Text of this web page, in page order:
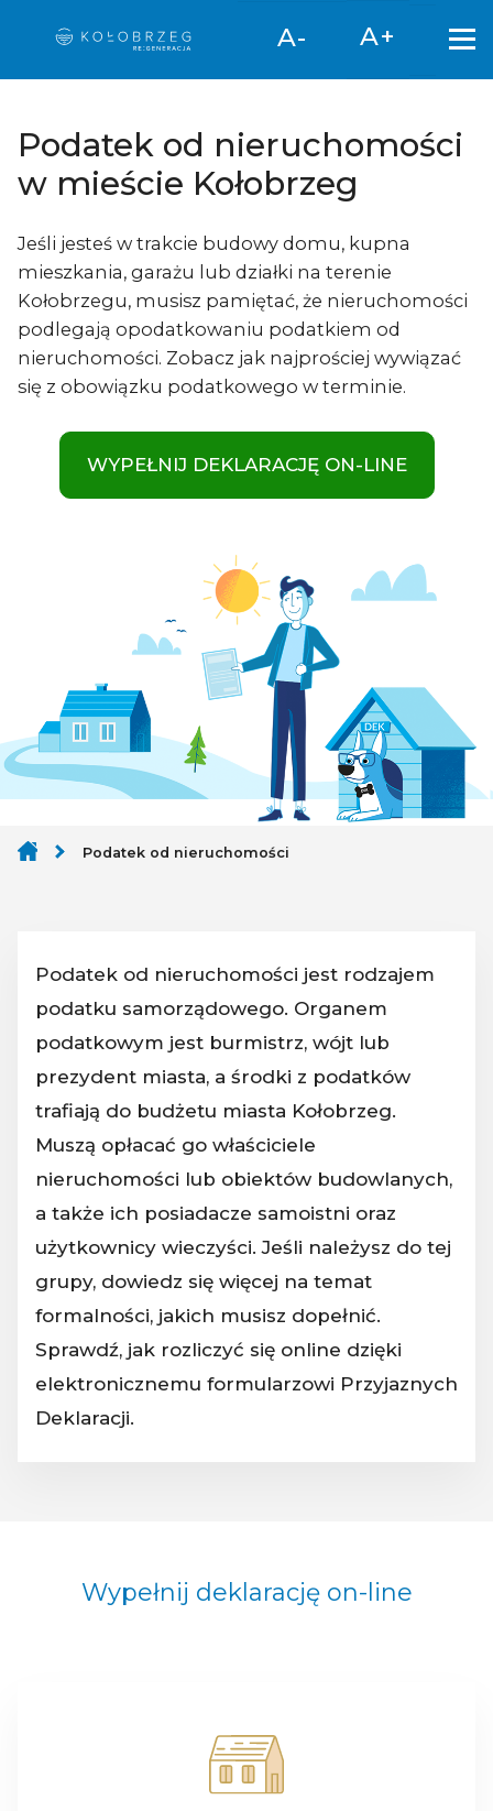
A- A+
Podatek od nieruchomości
w mieście Kołobrzeg
Jeśli jesteś w trakcie budowy domu, kupna
mieszkania, garażu lub działki na terenie
Kołobrzegu, musisz pamiętać, że nieruchomości
podlegają opodatkowaniu podatkiem od
nieruchomości. Zobacz jak najprościej wywiązać
się z obowiązku podatkowego w terminie.
WYPEŁNIJ DEKLARACJĘ ON-LINE
Podatek od nieruchomości
Podatek od nieruchomości jest rodzajem
podatku samorządowego. Organem
podatkowym jest burmistrz, wójt lub
prezydent miasta, a środki z podatków
trafiają do budżetu miasta Kołobrzeg.
Muszą opłacać go właściciele
nieruchomości lub obiektów budowlanych,
a także ich posiadacze samoistni oraz
użytkownicy wieczyści. Jeśli należysz do tej
grupy, dowiedz się więcej na temat
formalności, jakich musisz dopełnić.
Sprawdź, jak rozliczyć się online dzięki
elektronicznemu formularzowi Przyjaznych
Deklaracji.
Wypełnij deklarację on-line